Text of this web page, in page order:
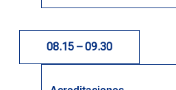
08.15 – 09.30